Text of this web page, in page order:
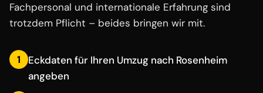
Fachpersonal und internationale Erfahrung sind
trotzdem Pflicht – beides bringen wir mit.
1
Eckdaten für Ihren Umzug nach Rosenheim
angeben